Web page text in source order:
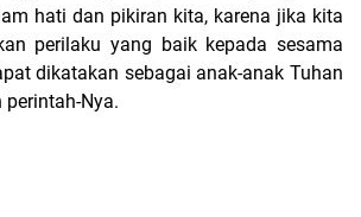
hati dan pikiran kita, karena jika kita
perilaku yang baik kepada sesama
dikatakan sebagai anak-anak Tuhan
Nya.